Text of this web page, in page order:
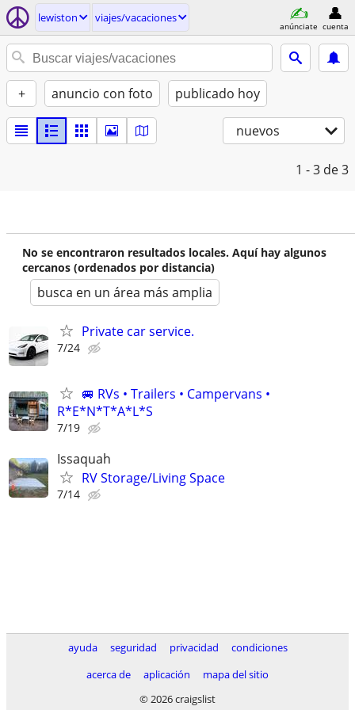
lewiston viajes/vacaciones
anúnciate cuenta
+ anuncio con foto publicado hoy
nuevos
1 - 3 de 3
No se encontraron resultados locales. Aquí hay algunos
cercanos (ordenados por distancia)
busca en un área más amplia
Private car service.
7/24
🚐 RVs • Trailers • Campervans •
R*E*N*T*A*L*S
7/19
Issaquah
RV Storage/Living Space
7/14
ayuda seguridad privacidad
condiciones
acerca de
aplicación
mapa del sitio
© 2026 craigslist